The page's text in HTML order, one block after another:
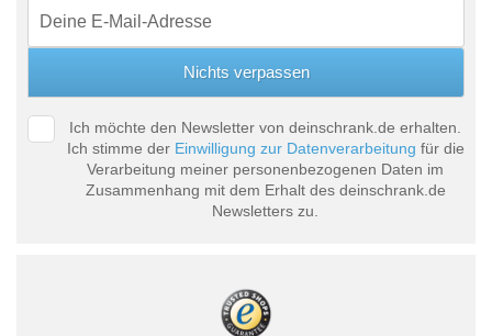
Ich möchte den Newsletter von deinschrank.de erhalten.
Ich stimme der Einwilligung zur Datenverarbeitung für die
Verarbeitung meiner personenbezogenen Daten im
Zusammenhang mit dem Erhalt des deinschrank.de
Newsletters zu.